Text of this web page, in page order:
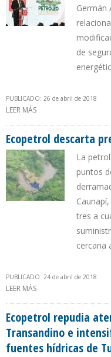
Germán
de
PUBLICADO: 26 de abril de 2018
LEER MÁS
BARRILES DIARIOS
Ecopetrol descarta
La
puntos
tres a
cercana
PUBLICADO: 24 de abril de 2018
LEER MÁS
Ecopetrol repudia
Transandino e
fuentes hídricas de